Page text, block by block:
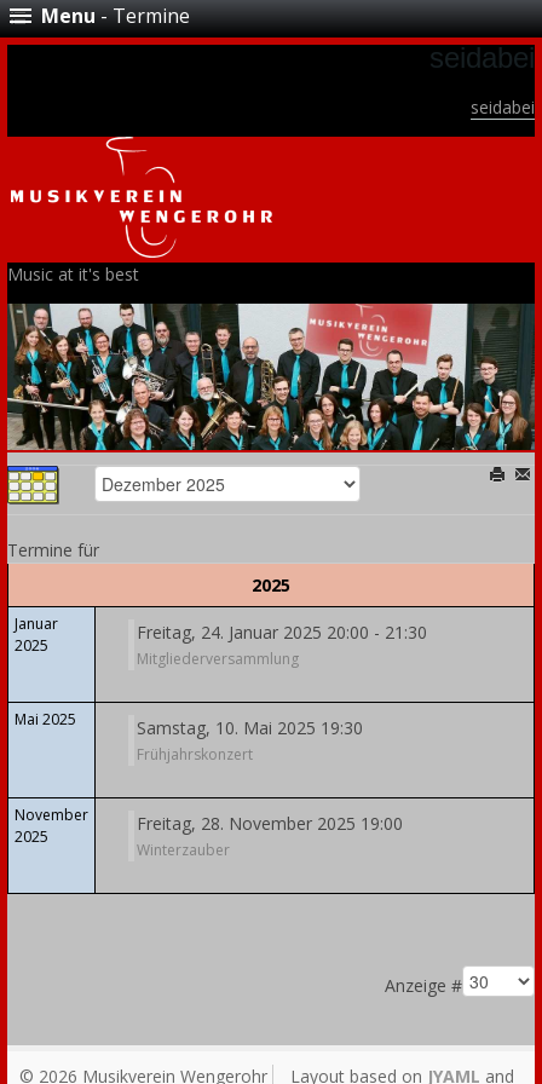
Menu- Termine
seidabei
seidabei
Music at it's best
Termine für
2025
Januar
2025
Freitag, 24. Januar 2025 20:00 - 21:30
Mitgliederversammlung
Mai 2025 Samstag, 10. Mai 2025 19:30
Frühjahrskonzert
November
2025
Freitag, 28. November 2025 19:00
Winterzauber
Anzeige #
© 2026 Musikverein Wengerohr Layout based on JYAML and